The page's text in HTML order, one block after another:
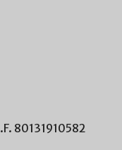
80131910582